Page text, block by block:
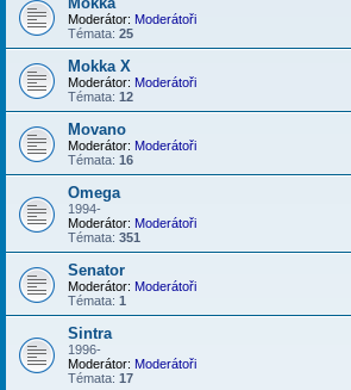
Moderátor: Moderátoři
Témata: 25
Mokka X
Moderátor: Moderátoři
Témata: 12
Movano
Moderátor: Moderátoři
Témata: 16
Omega
1994-
Moderátor: Moderátoři
Témata: 351
Senator
Moderátor: Moderátoři
Témata: 1
Sintra
1996-
Moderátor: Moderátoři
Témata: 17